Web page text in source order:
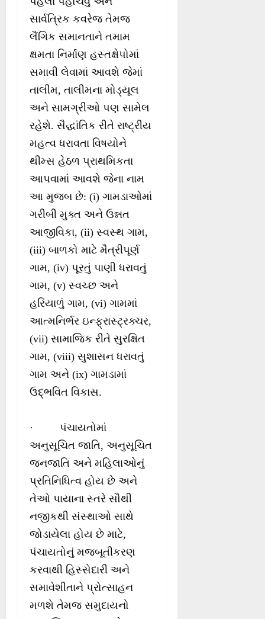
સાર્વત્રિક કવરેજ તેમજ
લૈંગિક સમાનતાને તમામ
ક્ષમતા નિર્માણ હસ્તક્ષેપોમાં
સમાવી લેવામાં આવશે જેમાં
તાલીમ, તાલીમના મોડ્યૂલ
અને સામગ્રીઓ પણ સામેલ
રહેશે. સૈદ્ધાંતિક રીતે રાષ્ટ્રીય
મહત્વ ધરાવતા વિષયોને
થીમ્સ હેઠળ પ્રાથમિકતા
આપવામાં આવશે જેના નામ
આ મુજબ છે: (i) ગામડાઓમાં
ગરીબી મુક્ત અને ઉન્નત
આજીવિકા, (ii) સ્વસ્થ ગામ,
(iii) બાળકો માટે મૈત્રીપૂર્ણ
ગામ, (iv) પૂરતું પાણી ધરાવતું
ગામ, (v) સ્વચ્છ અને
હરિયાળું ગામ, (vi) ગામમાં
આત્મનિર્ભર ઇન્ફ્રાસ્ટ્રક્ચર,
(vii) સામાજિક રીતે સુરક્ષિત
ગામ, (viii) સુશાસન ધરાવતું
ગામ અને (ix) ગામડામાં
ઉદ્ભવિત વિકાસ.
· પંચાયતોમાં
અનુસૂચિત જાતિ, અનુસૂચિત
જનજાતિ અને મહિલાઓનું
પ્રતિનિધિત્વ હોય છે અને
તેઓ પાયાના સ્તરે સૌથી
નજીકથી સંસ્થાઓ સાથે
જોડાયેલા હોય છે માટે,
પંચાયતોનું મજબૂતીકરણ
કરવાથી હિસ્સેદારી અને
સમાવેશીતાને પ્રોત્સાહન
મળશે તેમજ સમુદાયનો